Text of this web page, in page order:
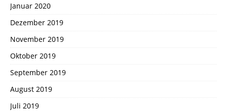
Januar 2020
Dezember 2019
November 2019
Oktober 2019
September 2019
August 2019
Juli 2019